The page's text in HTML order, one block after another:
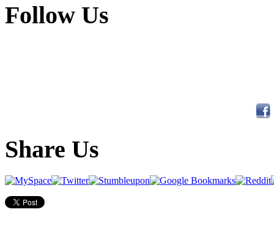
Follow Us
Share Us